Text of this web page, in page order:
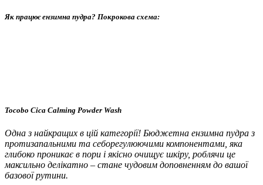
Як працює ензимна пудра? Покрокова схема:
Tocobo Cica Calming Powder Wash
Одна з найкращих в цій категорії! Бюджетна ензимна пудра з
протизапальними та себорегулюючими компонентами, яка
глибоко проникає в пори і якісно очищує шкіру, роблячи це
максильно делікатно – стане чудовим доповненням до вашої
базової рутини.